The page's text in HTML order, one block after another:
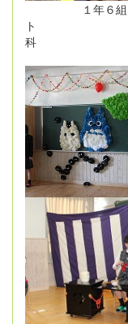
１年６組 モ
ト
科